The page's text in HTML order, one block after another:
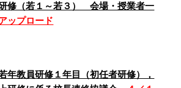
修（若１～若３） 会場・授業者一
ップロード
年教員研修１年目（初任者研修），